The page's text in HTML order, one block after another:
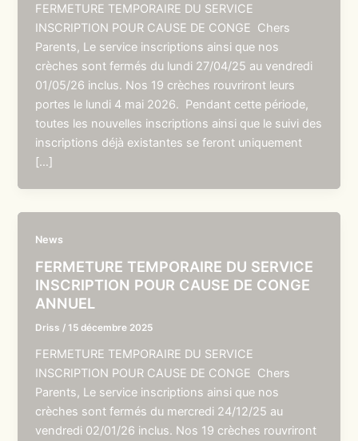
FERMETURE TEMPORAIRE DU SERVICE
INSCRIPTION POUR CAUSE DE CONGE Chers
Parents, Le service inscriptions ainsi que nos
crèches sont fermés du lundi 27/04/25 au vendredi
01/05/26 inclus. Nos 19 crèches rouvriront leurs
portes le lundi 4 mai 2026. Pendant cette période,
toutes les nouvelles inscriptions ainsi que le suivi des
inscriptions déjà existantes se feront uniquement
[…]
News
FERMETURE TEMPORAIRE DU SERVICE
INSCRIPTION POUR CAUSE DE CONGE
ANNUEL
Driss /15 décembre 2025
FERMETURE TEMPORAIRE DU SERVICE
INSCRIPTION POUR CAUSE DE CONGE Chers
Parents, Le service inscriptions ainsi que nos
crèches sont fermés du mercredi 24/12/25 au
vendredi 02/01/26 inclus. Nos 19 crèches rouvriront